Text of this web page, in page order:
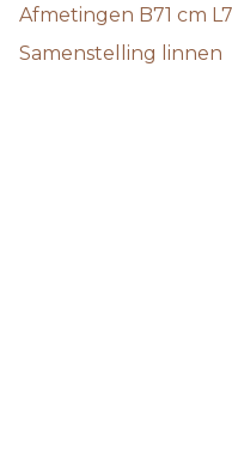
Afmetingen B71 cm
Samenstelling linnen